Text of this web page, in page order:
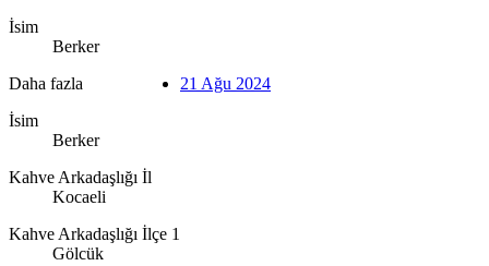
İsim
Berker
Daha fazla
İsim
Berker
Kahve Arkadaşlığı İl
Kocaeli
Kahve Arkadaşlığı İlçe 1
Gölcük
21 Ağu 2024